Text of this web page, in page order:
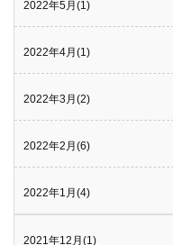
2022年5月(1)
2022年4月(1)
2022年3月(2)
2022年2月(6)
2022年1月(4)
2021年12月(1)